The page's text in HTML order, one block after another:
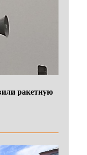
ракетную